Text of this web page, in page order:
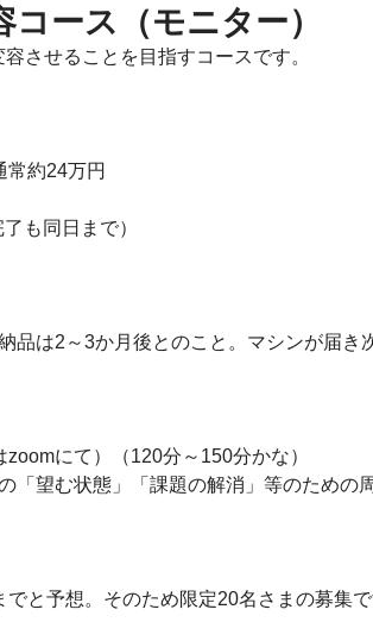
ース（モニター）
させることを目指すコースです。
常約24万円
も同日まで）
品は2～3か月後とのこと。マシンが届き
にて）（120分～150分かな）
「望む状態」「課題の解消」等のための
と予想。そのため限定20名さまの募集